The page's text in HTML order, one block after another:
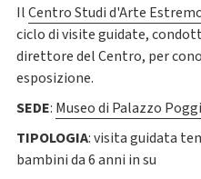
IlCentro Studi d'Arte
ciclo di visite guidate,
direttore del Centro, per
esposizione.
SEDE: Museo di Palazzo Poggi
TIPOLOGIA: visita guidata
bambini da 6 anni in su